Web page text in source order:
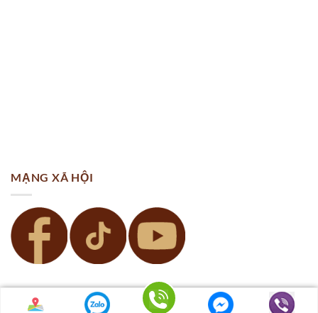
MẠNG XÃ HỘI